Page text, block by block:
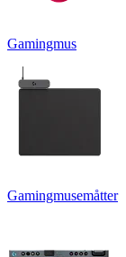
Gamingmus
Gamingmusemåtter